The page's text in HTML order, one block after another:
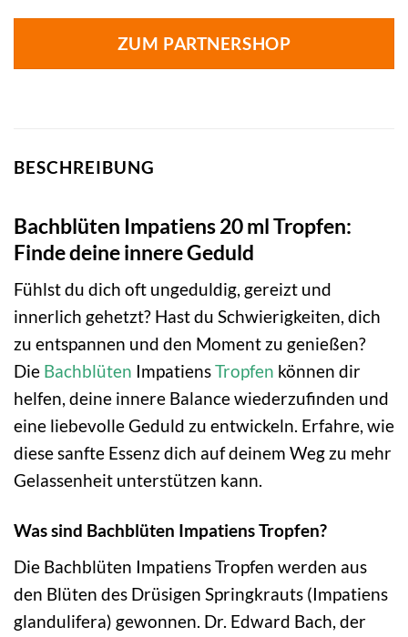
ZUM PARTNERSHOP
BESCHREIBUNG
Bachblüten Impatiens 20 ml Tropfen:
Finde deine innere Geduld
Fühlst du dich oft ungeduldig, gereizt und
innerlich gehetzt? Hast du Schwierigkeiten, dich
zu entspannen und den Moment zu genießen?
Die Bachblüten ImpatiensTropfen können dir
helfen, deine innere Balance wiederzufinden und
eine liebevolle Geduld zu entwickeln. Erfahre, wie
diese sanfte Essenz dich auf deinem Weg zu mehr
Gelassenheit unterstützen kann.
Was sind Bachblüten Impatiens Tropfen?
Die Bachblüten Impatiens Tropfen werden aus
den Blüten des Drüsigen Springkrauts (Impatiens
glandulifera) gewonnen. Dr. Edward Bach, der